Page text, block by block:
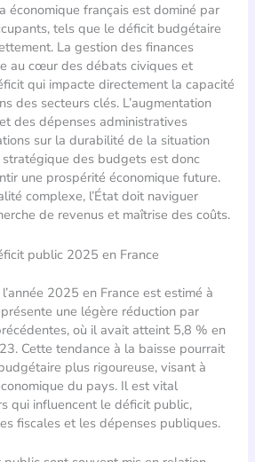
économique français est dominé par
tels que le déficit budgétaire
La gestion des finances
au cœur des débats civiques et
qui impacte directement la capacité
des secteurs clés. L’augmentation
des dépenses administratives
sur la durabilité de la situation
des budgets est donc
une prospérité économique future.
complexe, l’État doit naviguer
de revenus et maîtrise des coûts.
public 2025 en France
2025 en France est estimé à
une légère réduction par
où il avait atteint 5,8 % en
Cette tendance à la baisse pourrait
plus rigoureuse, visant à
du pays. Il est vital
qui influencent le déficit public,
fiscales et les dépenses publiques.